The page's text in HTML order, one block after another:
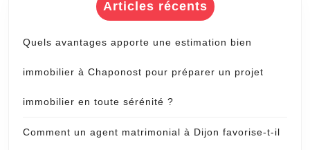
Articles récents
Quels avantages apporte une estimation bien
immobilier à Chaponost pour préparer un projet
immobilier en toute sérénité ?
Comment un agent matrimonial à Dijon favorise-t-il